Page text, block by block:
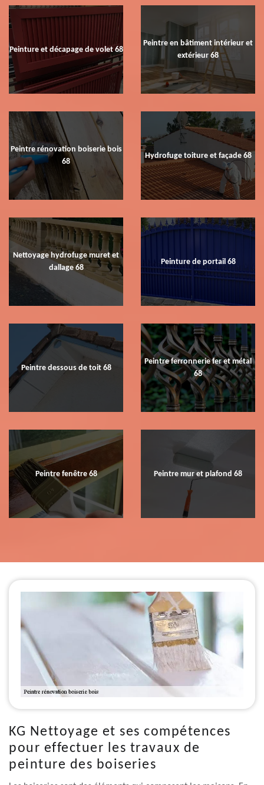
Peinture et décapage de volet 68
Peintre en bâtiment intérieur et
extérieur 68
Peintre rénovation boiserie bois
68
Hydrofuge toiture et façade 68
Nettoyage hydrofuge muret et
dallage 68
Peinture de portail 68
Peintre dessous de toit 68
Peintre ferronnerie fer et métal
68
Peintre fenêtre 68 Peintre mur et plafond 68
KG Nettoyage et ses compétences
pour effectuer les travaux de
peinture des boiseries